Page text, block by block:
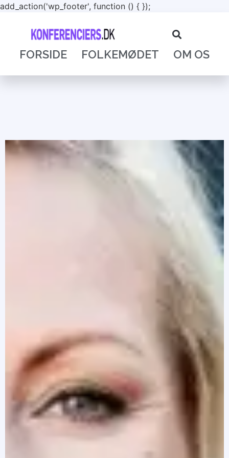
add_action('wp_footer', function () { });
FORSIDE FOLKEMØDET OM OS